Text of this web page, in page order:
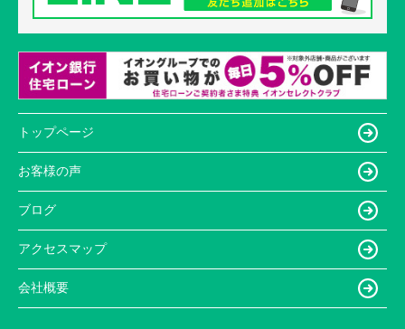
トップページ
お客様の声
ブログ
アクセスマップ
会社概要